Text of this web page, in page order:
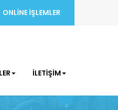
ONLİNE İŞLEMLER
İLETİŞİM